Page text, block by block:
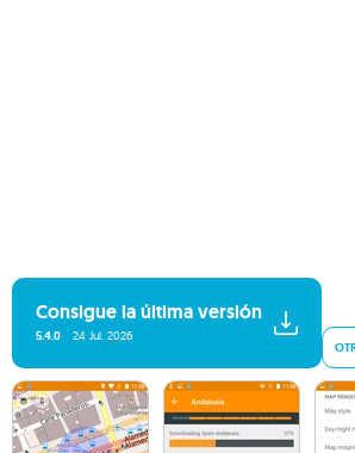
Consigue la última versión
5.4.0 24 Jul. 2026